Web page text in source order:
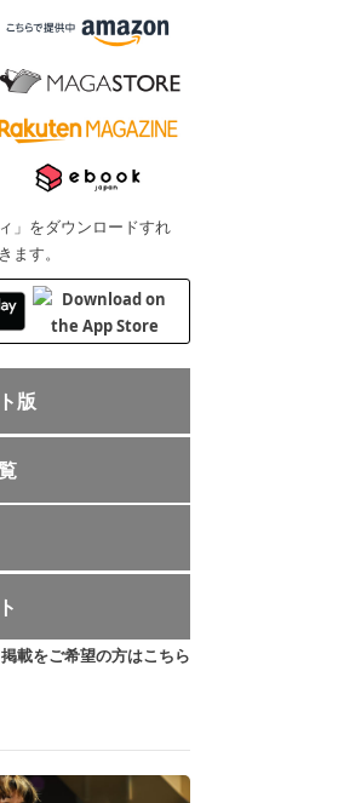
」をダウンロードすれ
ます。
版
載をご希望の方はこちら